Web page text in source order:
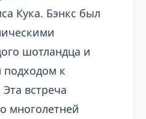
Кука. Бэнкс был
шотландца и
к
встреча
многолетней